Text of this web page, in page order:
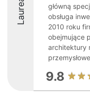
Laureaci
główną
obsługa
2010 roku
obejmujące
architektury
9.8